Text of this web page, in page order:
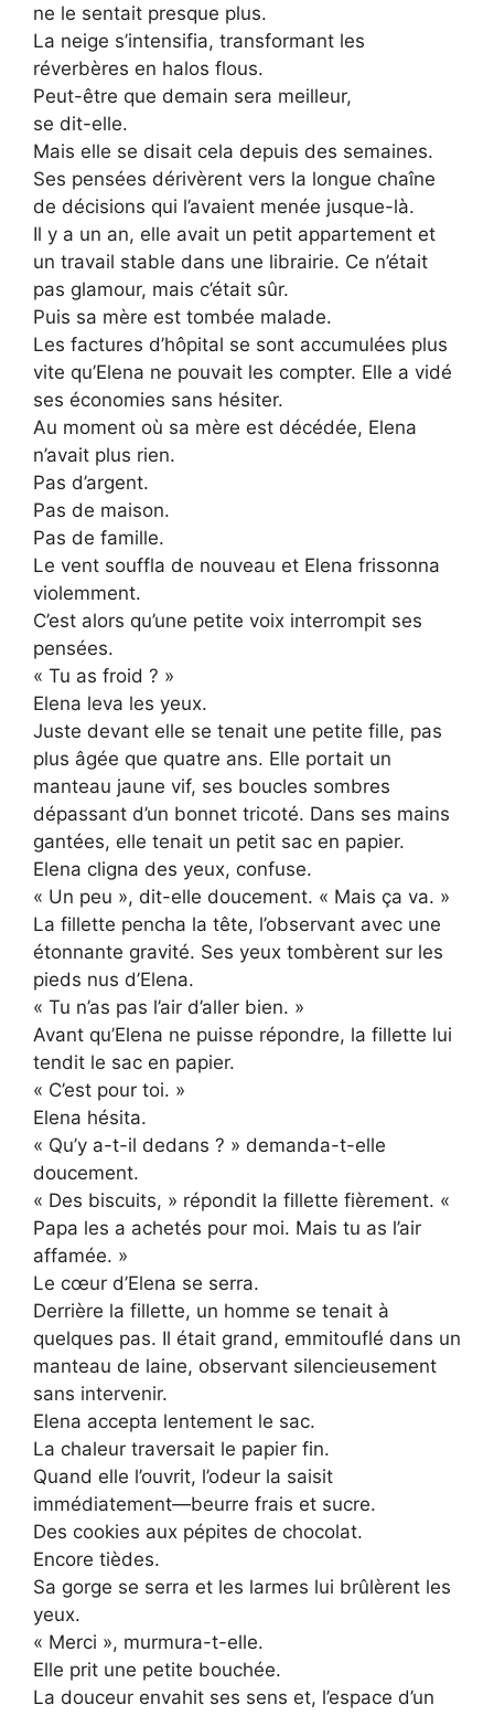
ne le sentait presque plus.
La neige s’intensifia, transformant les
réverbères en halos flous.
Peut-être que demain sera meilleur,
se dit-elle.
Mais elle se disait cela depuis des semaines.
Ses pensées dérivèrent vers la longue chaîne
de décisions qui l’avaient menée jusque-là.
Il y a un an, elle avait un petit appartement et
un travail stable dans une librairie. Ce n’était
pas glamour, mais c’était sûr.
Puis sa mère est tombée malade.
Les factures d’hôpital se sont accumulées plus
vite qu’Elena ne pouvait les compter. Elle a vidé
ses économies sans hésiter.
Au moment où sa mère est décédée, Elena
n’avait plus rien.
Pas d’argent.
Pas de maison.
Pas de famille.
Le vent souffla de nouveau et Elena frissonna
violemment.
C’est alors qu’une petite voix interrompit ses
pensées.
« Tu as froid ? »
Elena leva les yeux.
Juste devant elle se tenait une petite fille, pas
plus âgée que quatre ans. Elle portait un
manteau jaune vif, ses boucles sombres
dépassant d’un bonnet tricoté. Dans ses mains
gantées, elle tenait un petit sac en papier.
Elena cligna des yeux, confuse.
« Un peu », dit-elle doucement. « Mais ça va. »
La fillette pencha la tête, l’observant avec une
étonnante gravité. Ses yeux tombèrent sur les
pieds nus d’Elena.
« Tu n’as pas l’air d’aller bien. »
Avant qu’Elena ne puisse répondre, la fillette lui
tendit le sac en papier.
« C’est pour toi. »
Elena hésita.
« Qu’y a-t-il dedans ? » demanda-t-elle
doucement.
« Des biscuits, » répondit la fillette fièrement. «
Papa les a achetés pour moi. Mais tu as l’air
affamée. »
Le cœur d’Elena se serra.
Derrière la fillette, un homme se tenait à
quelques pas. Il était grand, emmitouflé dans un
manteau de laine, observant silencieusement
sans intervenir.
Elena accepta lentement le sac.
La chaleur traversait le papier fin.
Quand elle l’ouvrit, l’odeur la saisit
immédiatement—beurre frais et sucre.
Des cookies aux pépites de chocolat.
Encore tièdes.
Sa gorge se serra et les larmes lui brûlèrent les
yeux.
« Merci », murmura-t-elle.
Elle prit une petite bouchée.
La douceur envahit ses sens et, l’espace d’un